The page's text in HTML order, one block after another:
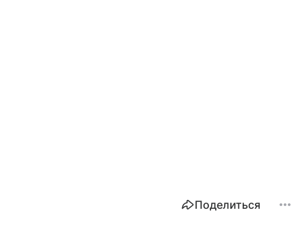
Поделиться